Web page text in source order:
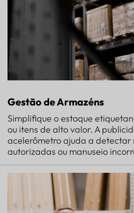
Gestão de Armazéns
Simplifique o estoque
ou itens de alto valor. A
acelerômetro ajuda a detectar
autorizadas ou manuseio